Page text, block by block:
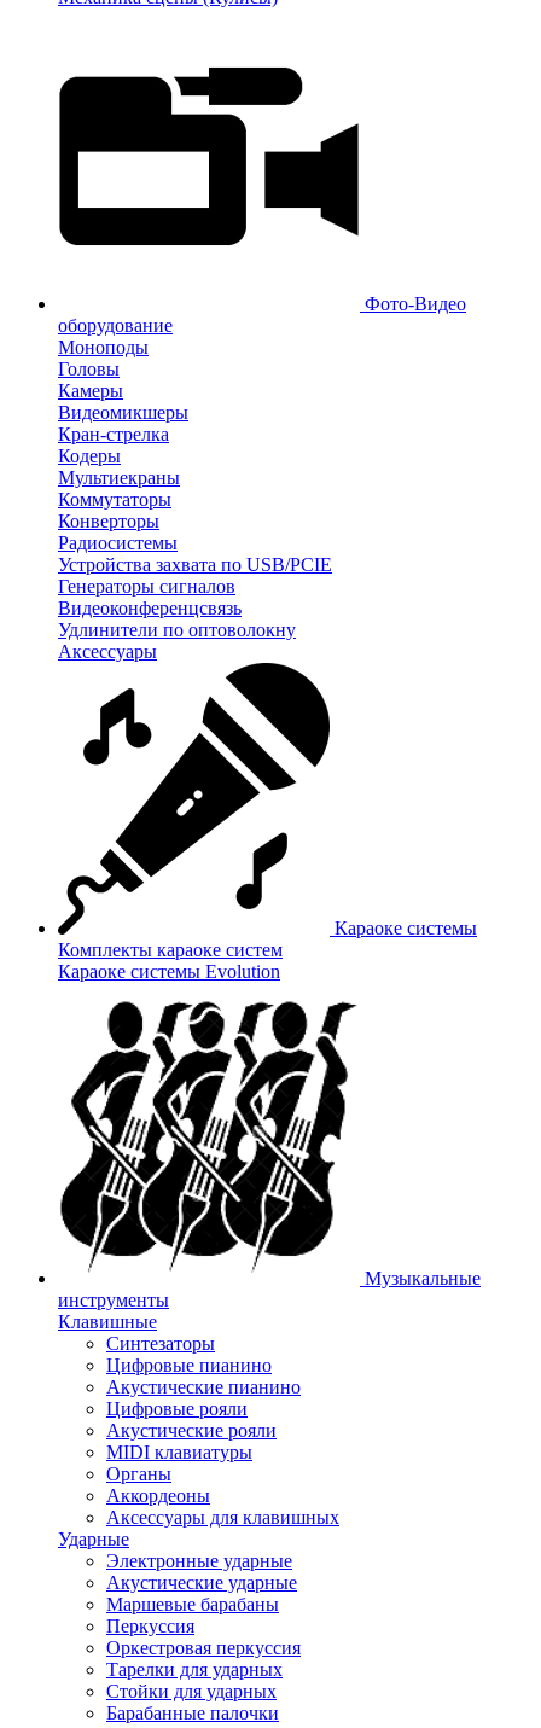
Фото-Видео
оборудование
Моноподы
Головы
Камеры
Видеомикшеры
Кран-стрелка
Кодеры
Мультиекраны
Коммутаторы
Конверторы
Радиосистемы
Устройства захвата по USB/PCIE
Генераторы сигналов
Видеоконференцсвязь
Удлинители по оптоволокну
Аксессуары
Караоке системы
Комплекты караоке систем
Караоке системы Evolution
Музыкальные
инструменты
Клавишные
Синтезаторы
Цифровые пианино
Акустические пианино
Цифровые рояли
Акустические рояли
MIDI клавиатуры
Органы
Аккордеоны
Аксессуары для клавишных
Ударные
Электронные ударные
Акустические ударные
Маршевые барабаны
Перкуссия
Оркестровая перкуссия
Тарелки для ударных
Стойки для ударных
Барабанные палочки